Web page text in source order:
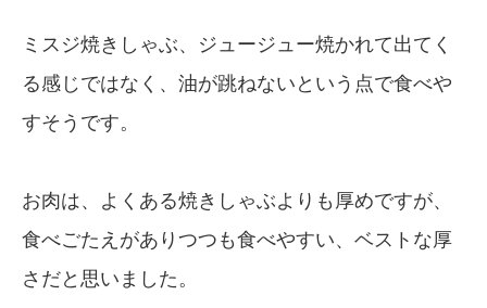
ミスジ焼きしゃぶ、ジュージュー焼かれて出てく
る感じではなく、油が跳ねないという点で食べや
すそうです。
お肉は、よくある焼きしゃぶよりも厚めですが、
食べごたえがありつつも食べやすい、ベストな厚
さだと思いました。